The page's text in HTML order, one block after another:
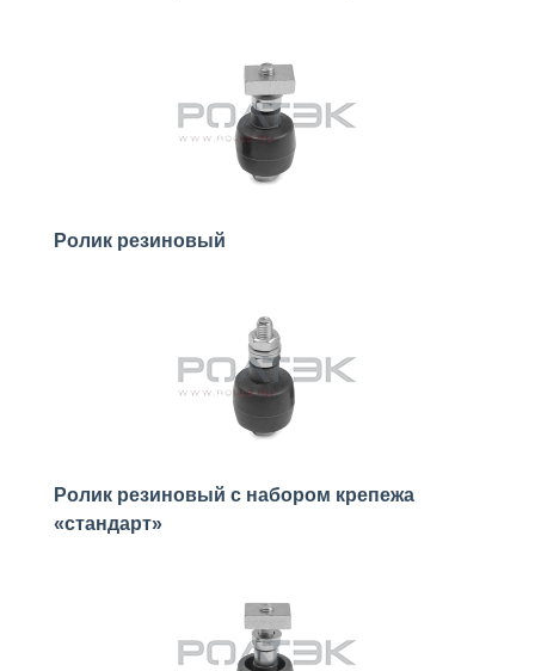
Ролик резиновый
Ролик резиновый с набором крепежа
«стандарт»